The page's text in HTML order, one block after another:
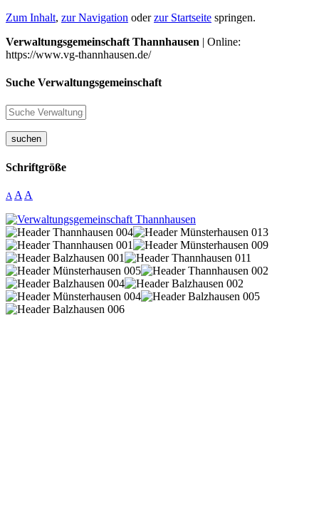
Zum Inhalt, zur Navigation oderzur Startseite springen.
Verwaltungsgemeinschaft Thannhausen | Online:
https://www.vg-thannhausen.de/
Suche Verwaltungsgemeinschaft
suchen
Schriftgröße
A A A